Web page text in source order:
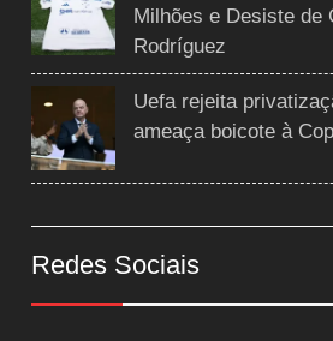
Milhões e Desiste de
Rodríguez
Uefa rejeita
ameaça boicote à
Redes Sociais